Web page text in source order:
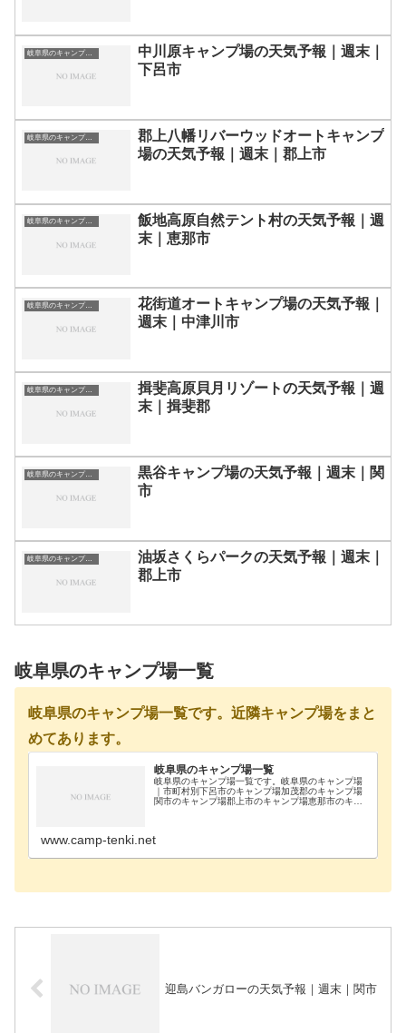
岐阜県のキャンプ場一覧
中川原キャンプ場の天気予報｜週末｜
下呂市
岐阜県のキャンプ場一覧
郡上八幡リバーウッドオートキャンプ
場の天気予報｜週末｜郡上市
岐阜県のキャンプ場一覧
飯地高原自然テント村の天気予報｜週
末｜恵那市
岐阜県のキャンプ場一覧
花街道オートキャンプ場の天気予報｜
週末｜中津川市
岐阜県のキャンプ場一覧
揖斐高原貝月リゾートの天気予報｜週
末｜揖斐郡
岐阜県のキャンプ場一覧
黒谷キャンプ場の天気予報｜週末｜関
市
岐阜県のキャンプ場一覧
油坂さくらパークの天気予報｜週末｜
郡上市
岐阜県のキャンプ場一覧
岐阜県のキャンプ場一覧です。近隣キャンプ場をまと
めてあります。
岐阜県のキャンプ場一覧
岐阜県のキャンプ場一覧です。岐阜県のキャンプ場
｜市町村別下呂市のキャンプ場加茂郡のキャンプ場
関市のキャンプ場郡上市のキャンプ場恵那市のキャ
www.camp-tenki.net
迎島バンガローの天気予報｜週末｜関市